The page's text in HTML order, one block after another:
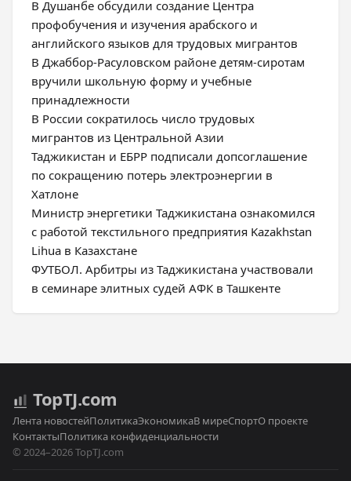
В Душанбе обсудили создание Центра
профобучения и изучения арабского и
английского языков для трудовых мигрантов
В Джаббор-Расуловском районе детям-сиротам
вручили школьную форму и учебные
принадлежности
В России сократилось число трудовых
мигрантов из Центральной Азии
Таджикистан и ЕБРР подписали допсоглашение
по сокращению потерь электроэнергии в
Хатлоне
Министр энергетики Таджикистана ознакомился
с работой текстильного предприятия Kazakhstan
Lihua в Казахстане
ФУТБОЛ. Арбитры из Таджикистана участвовали
в семинаре элитных судей АФК в Ташкенте
TopTJ.com
Лента новостейПолитикаЭкономикаВ миреСпортО проекте
КонтактыПолитика конфиденциальности
© 2024–2026 TopTJ.com